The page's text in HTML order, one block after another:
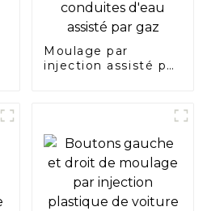
Moulage par
injection assisté par
assisté par gaz